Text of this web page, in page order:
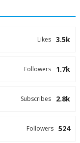
3.5k
Likes
1.7k
Followers
2.8k
Subscribes
524
Followers